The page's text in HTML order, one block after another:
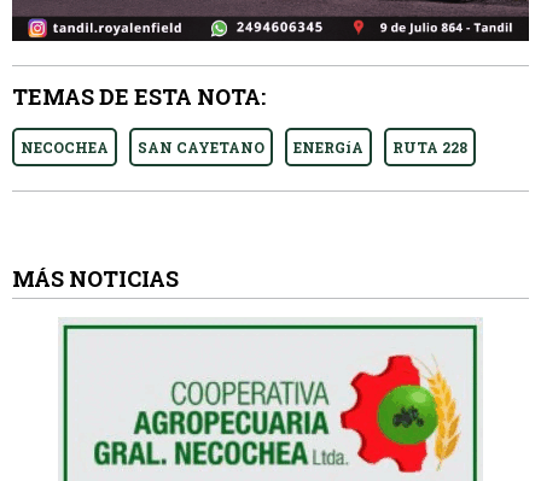
TEMAS DE ESTA NOTA:
NECOCHEA SAN CAYETANO ENERGíA RUTA 228
MÁS NOTICIAS